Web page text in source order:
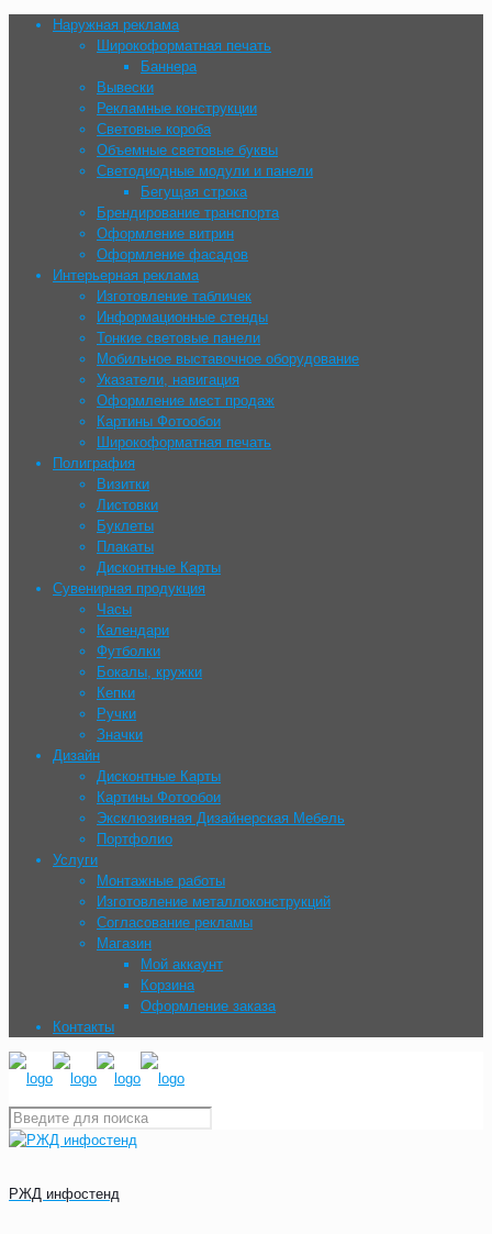
Наружная реклама
Широкоформатная печать
Баннера
Вывески
Рекламные конструкции
Световые короба
Объемные световые буквы
Cветодиодные модули и панели
Бегущая строка
Брендирование транспорта
Оформление витрин
Оформление фасадов
Интерьерная реклама
Изготовление табличек
Информационные стенды
Тонкие световые панели
Мобильное выставочное оборудование
Указатели, навигация
Оформление мест продаж
Картины Фотообои
Широкоформатная печать
Полиграфия
Визитки
Листовки
Буклеты
Плакаты
Дисконтные Карты
Сувенирная продукция
Часы
Календари
Футболки
Бокалы, кружки
Кепки
Ручки
Значки
Дизайн
Дисконтные Карты
Картины Фотообои
Эксклюзивная Дизайнерская Мебель
Портфолио
Услуги
Монтажные работы
Изготовление металлоконструкций
Согласование рекламы
Магазин
Мой аккаунт
Корзина
Оформление заказа
Контакты
РЖД инфостенд